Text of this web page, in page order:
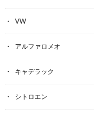
VW
アルファロメオ
キャデラック
シトロエン